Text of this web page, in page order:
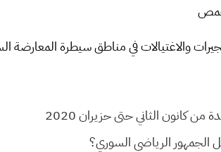
والاغتيالات في مناطق سيطرة المعارضة
كانون الثاني حتى حزيران 2020
الجمهور الرياضي السوري؟